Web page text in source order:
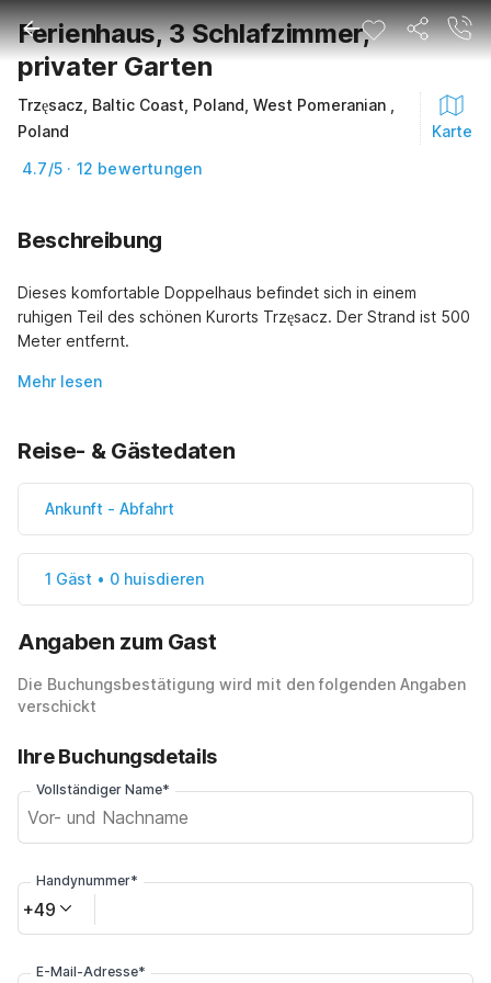
Ferienhaus, 3 Schlafzimmer,
privater Garten
Trzęsacz, Baltic Coast, Poland, West Pomeranian ,
Poland
Karte
4.7/5 · 12 bewertungen
Beschreibung
Dieses komfortable Doppelhaus befindet sich in einem
ruhigen Teil des schönen Kurorts Trzęsacz. Der Strand ist 500
Meter entfernt.
Mehr lesen
Reise- & Gästedaten
Ankunft - Abfahrt
1 Gäst • 0 huisdieren
Angaben zum Gast
Die Buchungsbestätigung wird mit den folgenden Angaben
verschickt
Ihre Buchungsdetails
Vollständiger Name*
Handynummer*
+49
E-Mail-Adresse*